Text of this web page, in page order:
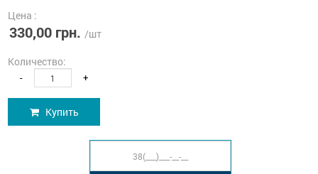
Цена :
330,00 грн. /шт
Количество:
- +
Купить